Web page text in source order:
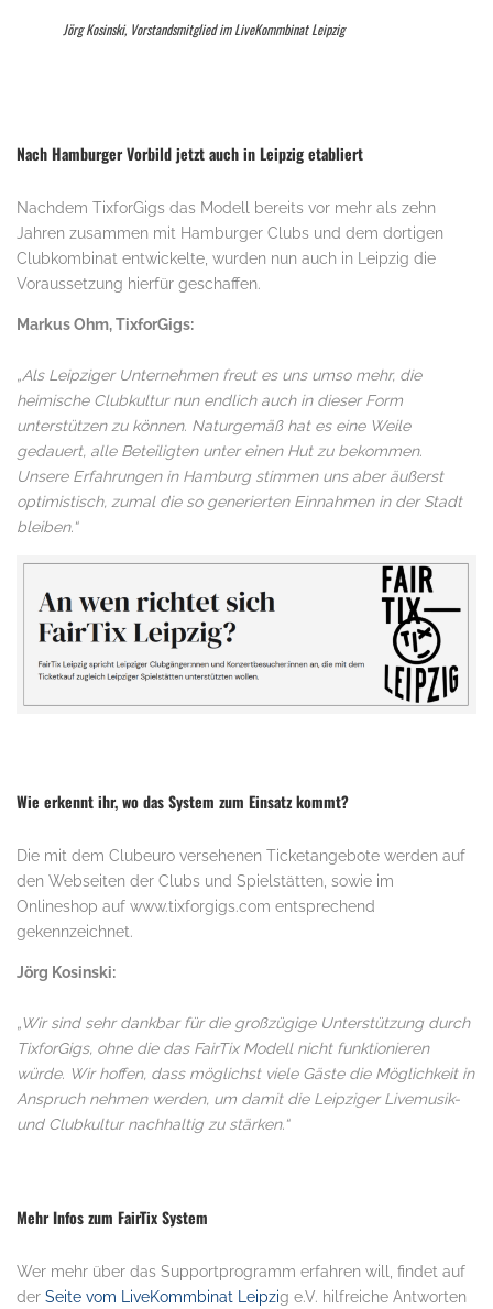
Jörg Kosinski, Vorstandsmitglied im LiveKommbinat Leipzig
Nach Hamburger Vorbild jetzt auch in Leipzig etabliert
Nachdem TixforGigs das Modell bereits vor mehr als zehn
Jahren zusammen mit Hamburger Clubs und dem dortigen
Clubkombinat entwickelte, wurden nun auch in Leipzig die
Voraussetzung hierfür geschaffen.
Markus Ohm, TixforGigs:
„Als Leipziger Unternehmen freut es uns umso mehr, die
heimische Clubkultur nun endlich auch in dieser Form
unterstützen zu können. Naturgemäß hat es eine Weile
gedauert, alle Beteiligten unter einen Hut zu bekommen.
Unsere Erfahrungen in Hamburg stimmen uns aber äußerst
optimistisch, zumal die so generierten Einnahmen in der Stadt
bleiben.“
Wie erkennt ihr, wo das System zum Einsatz kommt?
Die mit dem Clubeuro versehenen Ticketangebote werden auf
den Webseiten der Clubs und Spielstätten, sowie im
Onlineshop auf www.tixforgigs.com entsprechend
gekennzeichnet.
Jörg Kosinski:
„Wir sind sehr dankbar für die großzügige Unterstützung durch
TixforGigs, ohne die das FairTix Modell nicht funktionieren
würde. Wir hoffen, dass möglichst viele Gäste die Möglichkeit in
Anspruch nehmen werden, um damit die Leipziger Livemusik-
und Clubkultur nachhaltig zu stärken.“
Mehr Infos zum FairTix System
Wer mehr über das Supportprogramm erfahren will, findet auf
der Seite vom LiveKommbinat Leipzig e.V. hilfreiche Antworten